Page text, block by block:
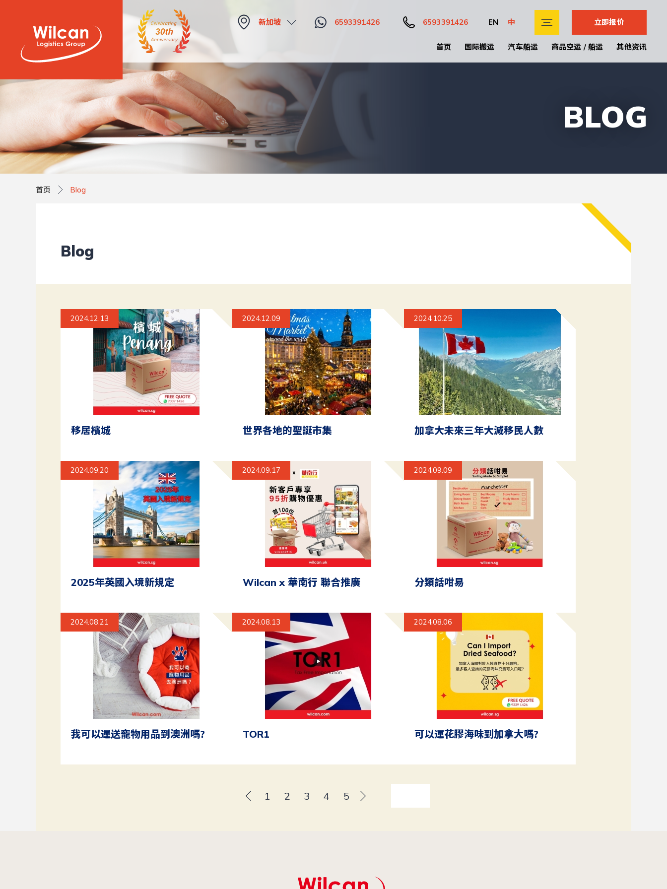
新加坡 6593391426 6593391426 EN 中 立即报价
首页 国际搬运 汽车船运 商品空运 / 船运 其他资讯
BLOG
首页 Blog
Blog
2024.12.13
移居檳城
2024.12.09
世界各地的聖誕市集
2024.10.25
加拿大未來三年大減移民人數
2024.09.20
2025年英國入境新規定
2024.09.17
Wilcan x 華南行 聯合推廣
2024.09.09
分類話咁易
2024.08.21
我可以運送寵物用品到澳洲嗎?
2024.08.13
TOR1
2024.08.06
可以運花膠海味到加拿大嗎?
1 2 3 4 5